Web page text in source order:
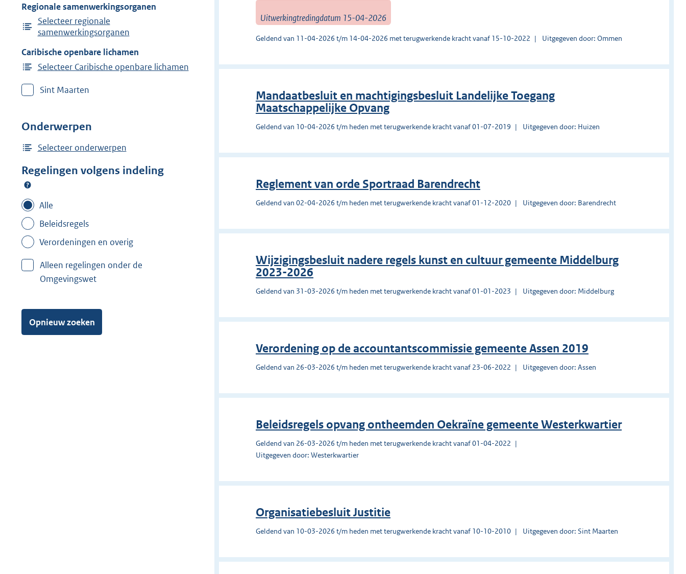
Regionale samenwerkingsorganen
Selecteer regionale
samenwerkingsorganen
Caribische openbare lichamen
Selecteer Caribische openbare lichamen
Sint Maarten
Onderwerpen
Selecteer onderwerpen
Regelingen volgens indeling
Alle
Beleidsregels
Verordeningen en overig
Alleen regelingen onder de
Omgevingswet
Opnieuw zoeken
Uitwerkingtredingdatum 15-04-2026
Geldend van 11-04-2026 t/m 14-04-2026 met terugwerkende kracht vanaf 15-10-2022 Uitgegeven door: Ommen
Mandaatbesluit en machtigingsbesluit Landelijke Toegang
Maatschappelijke Opvang
Geldend van 10-04-2026 t/m heden met terugwerkende kracht vanaf 01-07-2019 Uitgegeven door: Huizen
Reglement van orde Sportraad Barendrecht
Geldend van 02-04-2026 t/m heden met terugwerkende kracht vanaf 01-12-2020 Uitgegeven door: Barendrecht
Wijzigingsbesluit nadere regels kunst en cultuur gemeente Middelburg
2023-2026
Geldend van 31-03-2026 t/m heden met terugwerkende kracht vanaf 01-01-2023 Uitgegeven door: Middelburg
Verordening op de accountantscommissie gemeente Assen 2019
Geldend van 26-03-2026 t/m heden met terugwerkende kracht vanaf 23-06-2022 Uitgegeven door: Assen
Beleidsregels opvang ontheemden Oekraïne gemeente Westerkwartier
Geldend van 26-03-2026 t/m heden met terugwerkende kracht vanaf 01-04-2022
Uitgegeven door: Westerkwartier
Organisatiebesluit Justitie
Geldend van 10-03-2026 t/m heden met terugwerkende kracht vanaf 10-10-2010 Uitgegeven door: Sint Maarten